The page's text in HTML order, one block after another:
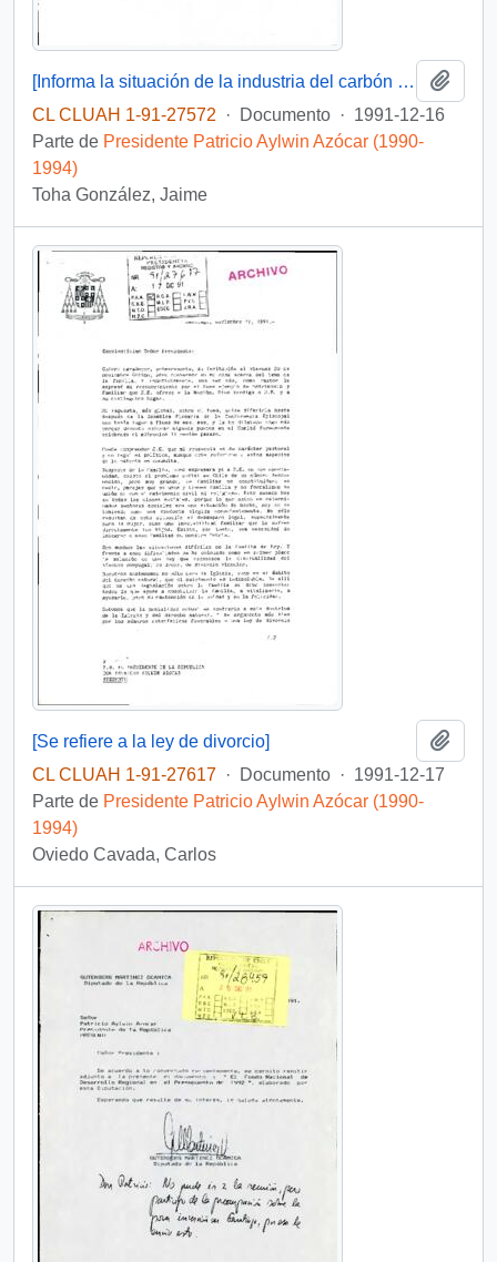
[Informa la situación de la industria del carbón de la VIII Región]
CL CLUAH 1-91-27572
· Documento · 1991-12-16
Parte de Presidente Patricio Aylwin Azócar (1990-
1994)
Toha González, Jaime
[Se refiere a la ley de divorcio]
CL CLUAH 1-91-27617 · Documento · 1991-12-17
Parte de Presidente Patricio Aylwin Azócar (1990-
1994)
Oviedo Cavada, Carlos